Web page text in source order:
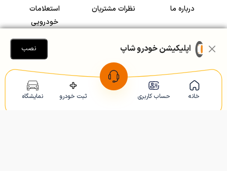
خانه حساب کاربری ثبت خودرو نمایشگاه
درباره ما نظرات مشتریان
استعلامات
خودرویی
سرمایه گذاری در
رضایت مشتریان
Copyright © 2005-2026 Khodroshop.ir
اپلیکیشن خودرو شاپ نصب